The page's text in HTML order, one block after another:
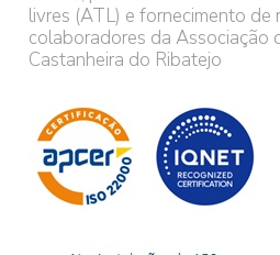
livres (ATL) e fornecimento de
colaboradores da Associação
Castanheira do Ribatejo